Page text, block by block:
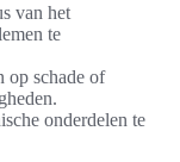
van het
te
op schade of
onderdelen te